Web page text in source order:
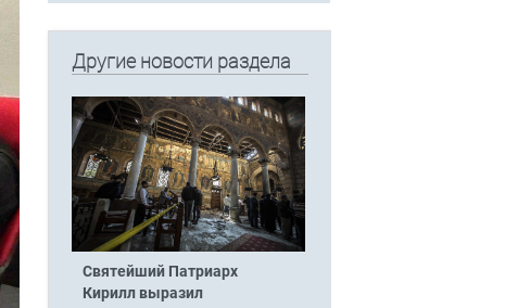
Другие новости раздела
Святейший Патриарх
Кирилл выразил